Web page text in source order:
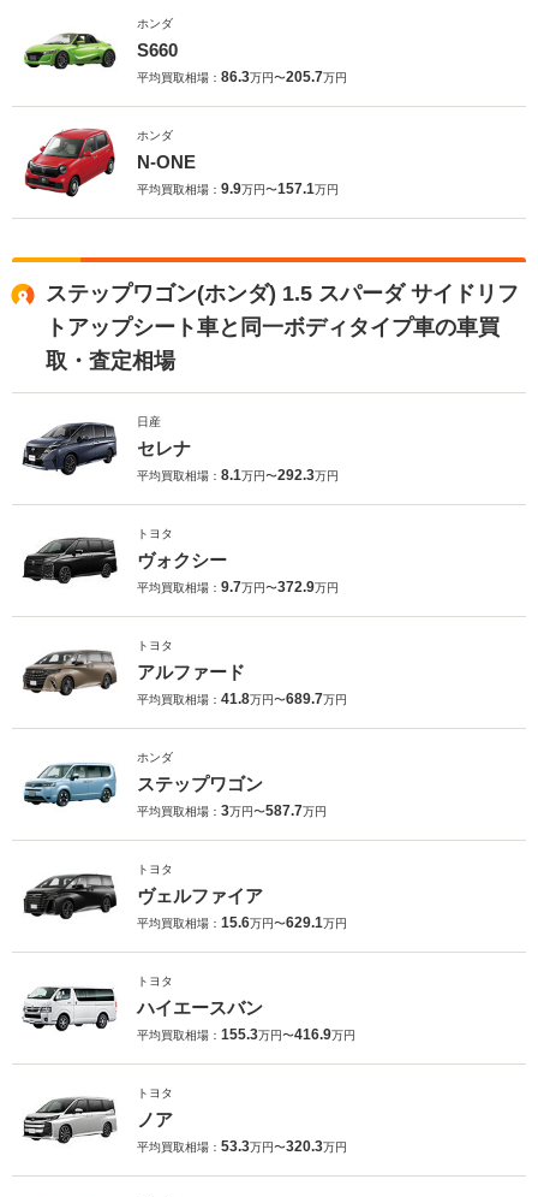
ホンダ
S660
平均買取相場： 86.3万円〜205.7万円
ホンダ
N-ONE
平均買取相場： 9.9万円〜157.1万円
ステップワゴン(ホンダ) 1.5 スパーダ サイドリフ
トアップシート車と同一ボディタイプ車の車買
取・査定相場
日産
セレナ
平均買取相場： 8.1万円〜292.3万円
トヨタ
ヴォクシー
平均買取相場： 9.7万円〜372.9万円
トヨタ
アルファード
平均買取相場： 41.8万円〜689.7万円
ホンダ
ステップワゴン
平均買取相場： 3万円〜587.7万円
トヨタ
ヴェルファイア
平均買取相場： 15.6万円〜629.1万円
トヨタ
ハイエースバン
平均買取相場： 155.3万円〜416.9万円
トヨタ
ノア
平均買取相場： 53.3万円〜320.3万円